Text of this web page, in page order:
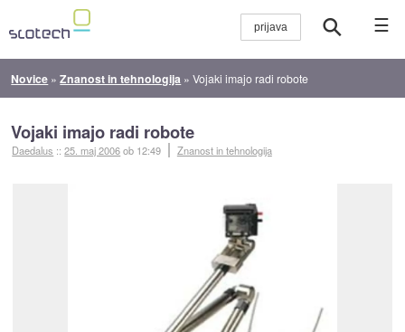
☰
Novice »Znanost in tehnologija »Vojaki imajo radi robote
Vojaki imajo radi robote
Daedalus ::25. maj 2006ob 12:49 Znanost in tehnologija